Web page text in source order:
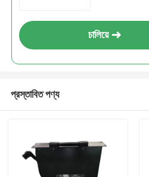
চালিয়ে
প্রস্তাবিত পণ্য